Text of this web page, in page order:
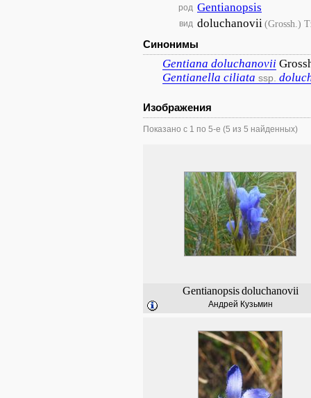
род Gentianopsis
вид doluchanovii(Grossh.)
Синонимы
Gentiana doluchanovii
Gentianella ciliata ssp.
Изображения
Показано с 1 по 5-е (5 из 5 найденных)
Gentianopsis doluchanovii
Андрей Кузьмин